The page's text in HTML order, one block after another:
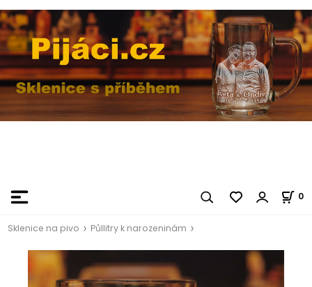
0
Sklenice na pivo Půllitry k narozeninám